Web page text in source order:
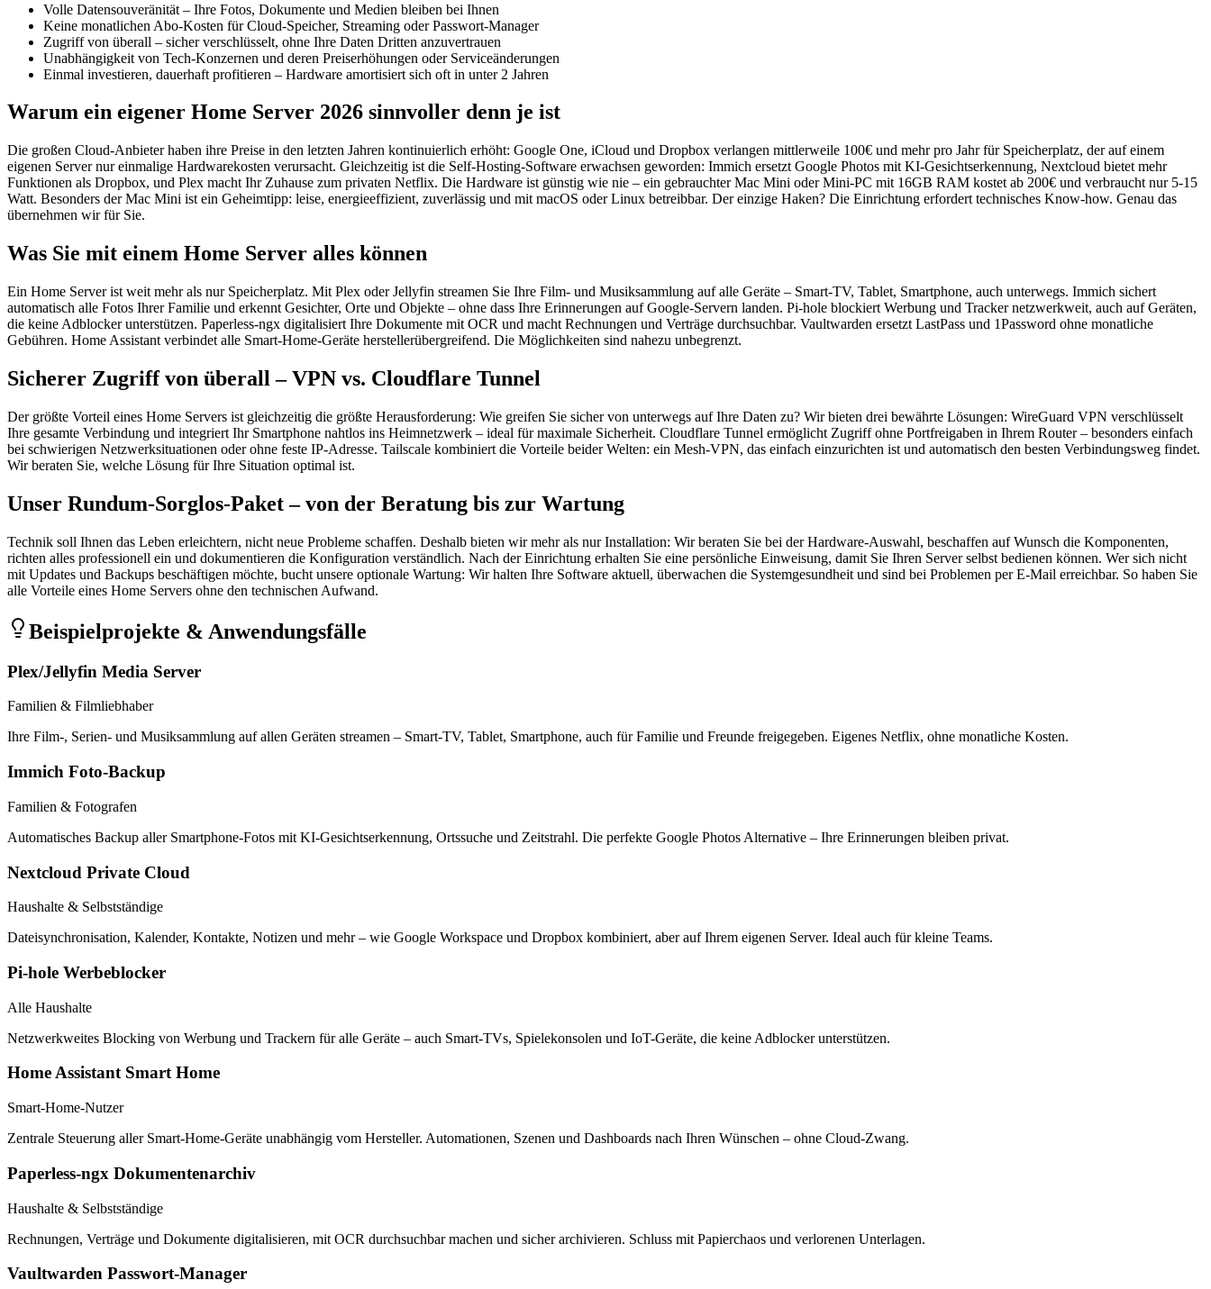
Volle Datensouveränität – Ihre Fotos, Dokumente und Medien bleiben bei Ihnen
Keine monatlichen Abo-Kosten für Cloud-Speicher, Streaming oder Passwort-Manager
Zugriff von überall – sicher verschlüsselt, ohne Ihre Daten Dritten anzuvertrauen
Unabhängigkeit von Tech-Konzernen und deren Preiserhöhungen oder Serviceänderungen
Einmal investieren, dauerhaft profitieren – Hardware amortisiert sich oft in unter 2 Jahren
Warum ein eigener Home Server 2026 sinnvoller denn je ist
Die großen Cloud-Anbieter haben ihre Preise in den letzten Jahren kontinuierlich erhöht: Google One, iCloud und Dropbox verlangen mittlerweile 100€ und mehr pro Jahr für Speicherplatz, der auf einem
eigenen Server nur einmalige Hardwarekosten verursacht. Gleichzeitig ist die Self-Hosting-Software erwachsen geworden: Immich ersetzt Google Photos mit KI-Gesichtserkennung, Nextcloud bietet mehr
Funktionen als Dropbox, und Plex macht Ihr Zuhause zum privaten Netflix. Die Hardware ist günstig wie nie – ein gebrauchter Mac Mini oder Mini-PC mit 16GB RAM kostet ab 200€ und verbraucht nur 5-15
Watt. Besonders der Mac Mini ist ein Geheimtipp: leise, energieeffizient, zuverlässig und mit macOS oder Linux betreibbar. Der einzige Haken? Die Einrichtung erfordert technisches Know-how. Genau das
übernehmen wir für Sie.
Was Sie mit einem Home Server alles können
Ein Home Server ist weit mehr als nur Speicherplatz. Mit Plex oder Jellyfin streamen Sie Ihre Film- und Musiksammlung auf alle Geräte – Smart-TV, Tablet, Smartphone, auch unterwegs. Immich sichert
automatisch alle Fotos Ihrer Familie und erkennt Gesichter, Orte und Objekte – ohne dass Ihre Erinnerungen auf Google-Servern landen. Pi-hole blockiert Werbung und Tracker netzwerkweit, auch auf Geräten,
die keine Adblocker unterstützen. Paperless-ngx digitalisiert Ihre Dokumente mit OCR und macht Rechnungen und Verträge durchsuchbar. Vaultwarden ersetzt LastPass und 1Password ohne monatliche
Gebühren. Home Assistant verbindet alle Smart-Home-Geräte herstellerübergreifend. Die Möglichkeiten sind nahezu unbegrenzt.
Sicherer Zugriff von überall – VPN vs. Cloudflare Tunnel
Der größte Vorteil eines Home Servers ist gleichzeitig die größte Herausforderung: Wie greifen Sie sicher von unterwegs auf Ihre Daten zu? Wir bieten drei bewährte Lösungen: WireGuard VPN verschlüsselt
Ihre gesamte Verbindung und integriert Ihr Smartphone nahtlos ins Heimnetzwerk – ideal für maximale Sicherheit. Cloudflare Tunnel ermöglicht Zugriff ohne Portfreigaben in Ihrem Router – besonders einfach
bei schwierigen Netzwerksituationen oder ohne feste IP-Adresse. Tailscale kombiniert die Vorteile beider Welten: ein Mesh-VPN, das einfach einzurichten ist und automatisch den besten Verbindungsweg findet.
Wir beraten Sie, welche Lösung für Ihre Situation optimal ist.
Unser Rundum-Sorglos-Paket – von der Beratung bis zur Wartung
Technik soll Ihnen das Leben erleichtern, nicht neue Probleme schaffen. Deshalb bieten wir mehr als nur Installation: Wir beraten Sie bei der Hardware-Auswahl, beschaffen auf Wunsch die Komponenten,
richten alles professionell ein und dokumentieren die Konfiguration verständlich. Nach der Einrichtung erhalten Sie eine persönliche Einweisung, damit Sie Ihren Server selbst bedienen können. Wer sich nicht
mit Updates und Backups beschäftigen möchte, bucht unsere optionale Wartung: Wir halten Ihre Software aktuell, überwachen die Systemgesundheit und sind bei Problemen per E-Mail erreichbar. So haben Sie
alle Vorteile eines Home Servers ohne den technischen Aufwand.
Beispielprojekte & Anwendungsfälle
Plex/Jellyfin Media Server
Familien & Filmliebhaber
Ihre Film-, Serien- und Musiksammlung auf allen Geräten streamen – Smart-TV, Tablet, Smartphone, auch für Familie und Freunde freigegeben. Eigenes Netflix, ohne monatliche Kosten.
Immich Foto-Backup
Familien & Fotografen
Automatisches Backup aller Smartphone-Fotos mit KI-Gesichtserkennung, Ortssuche und Zeitstrahl. Die perfekte Google Photos Alternative – Ihre Erinnerungen bleiben privat.
Nextcloud Private Cloud
Haushalte & Selbstständige
Dateisynchronisation, Kalender, Kontakte, Notizen und mehr – wie Google Workspace und Dropbox kombiniert, aber auf Ihrem eigenen Server. Ideal auch für kleine Teams.
Pi-hole Werbeblocker
Alle Haushalte
Netzwerkweites Blocking von Werbung und Trackern für alle Geräte – auch Smart-TVs, Spielekonsolen und IoT-Geräte, die keine Adblocker unterstützen.
Home Assistant Smart Home
Smart-Home-Nutzer
Zentrale Steuerung aller Smart-Home-Geräte unabhängig vom Hersteller. Automationen, Szenen und Dashboards nach Ihren Wünschen – ohne Cloud-Zwang.
Paperless-ngx Dokumentenarchiv
Haushalte & Selbstständige
Rechnungen, Verträge und Dokumente digitalisieren, mit OCR durchsuchbar machen und sicher archivieren. Schluss mit Papierchaos und verlorenen Unterlagen.
Vaultwarden Passwort-Manager